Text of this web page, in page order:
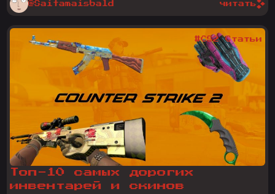
@Saitamaisbald читать
Топ-10 самых дорогих
инвентарей и скинов
#CS2 Статьи